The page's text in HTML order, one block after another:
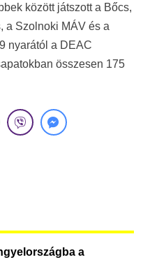
között játszott a Bőcs,
a Szolnoki MÁV és a
nyarától a DEAC
összesen 175
a